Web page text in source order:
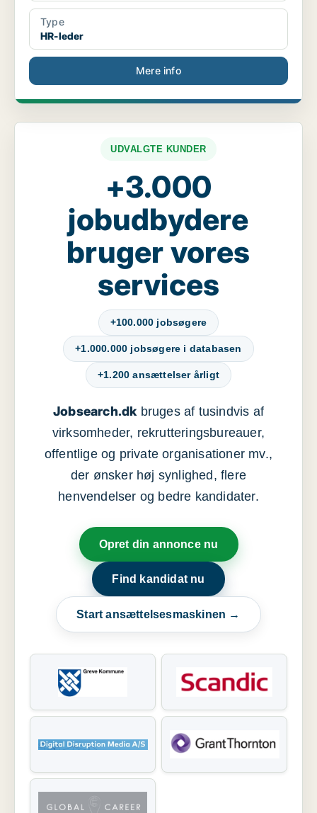
Type
HR-leder
Mere info
UDVALGTE KUNDER
+3.000
jobudbydere
bruger vores
services
+100.000 jobsøgere
+1.000.000 jobsøgere i databasen
+1.200 ansættelser årligt
Jobsearch.dkbruges af tusindvis af
virksomheder, rekrutteringsbureauer,
offentlige og private organisationer mv.,
der ønsker høj synlighed, flere
henvendelser og bedre kandidater.
Opret din annonce nu
Find kandidat nu
Start ansættelsesmaskinen →